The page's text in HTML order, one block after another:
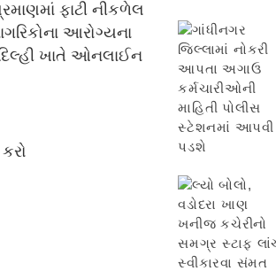
ફાટી નીકળેલ
આરોગ્યના
દિલ્હી ખાતે ઓનલાઈન